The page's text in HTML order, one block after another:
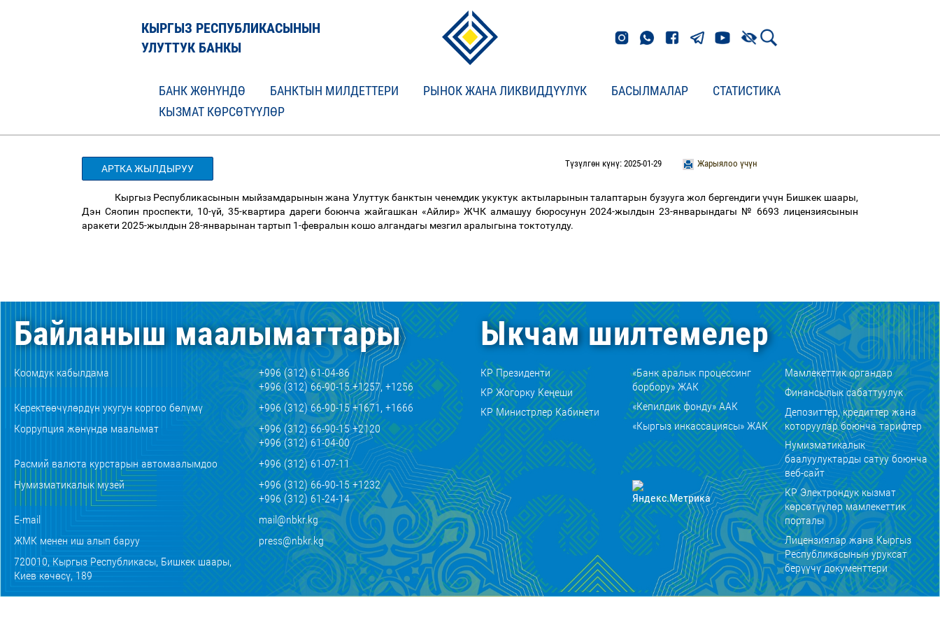
КЫРГЫЗ РЕСПУБЛИКАСЫНЫН
УЛУТТУК БАНКЫ
БАНК ЖӨНҮНДӨ БАНКТЫН МИЛДЕТТЕРИ РЫНОК ЖАНА ЛИКВИДДҮҮЛҮК БАСЫЛМАЛАР
СТАТИСТИКА
КЫЗМАТ КӨРСӨТҮҮЛӨР
АРТКА ЖЫЛДЫРУУ Жарыялоо үчүн
Түзүлгөн күнү: 2025-01-29
Кыргыз Республикасынын мыйзамдарынын жана Улуттук банктын ченемдик укуктук актыларынын талаптарын бузууга жол бергендигиүчүн Бишкек шаары,
Дэн Сяопин проспекти, 10-үй, 35-квартира дареги боюнча жайгашкан «Айлир» ЖЧК алмашуу бюросунун 2024-жылдын 23-январындагы № 6693лицензиясынын
аракети 2025-жылдын 28-январынан тартып 1-февралын кошо алгандагы мезгил аралыгына токтотулду.
Байланыш маалыматтары
Коомдук кабылдама
+996 (312) 61-04-86
+996 (312) 66-90-15 +1257, +1256
Керектөөчүлөрдүн укугун коргоо бөлүмү
+996 (312) 66-90-15 +1671, +1666
Коррупция жөнүндө маалымат
+996 (312) 66-90-15 +2120
+996 (312) 61-04-00
Расмий валюта курстарын автомаалымдоо
+996 (312) 61-07-11
Нумизматикалык музей
+996 (312) 66-90-15 +1232
+996 (312) 61-24-14
E-mail
mail@nbkr.kg
ЖМК менен иш алып баруу
press@nbkr.kg
720010, Кыргыз Республикасы, Бишкек шаары,
Киев көчөсү, 189
Ыкчам шилтемелер
КР Президенти
КР Жогорку Кеңеши
КР Министрлер Кабинети
«Банк аралык процессинг
борбору» ЖАК
«Кепилдик фонду» ААК
«Кыргыз инкассациясы» ЖАК
Мамлекеттик органдар
Финансылык сабаттуулук
Депозиттер, кредиттер жана
которуулар боюнча тарифтер
Нумизматикалык
баалуулуктарды сатуу боюнча
веб-сайт
КР Электрондук кызмат
көрсөтүүлөр мамлекеттик
порталы
Лицензиялар жана Кыргыз
Республикасынын уруксат
берүүчү документтери